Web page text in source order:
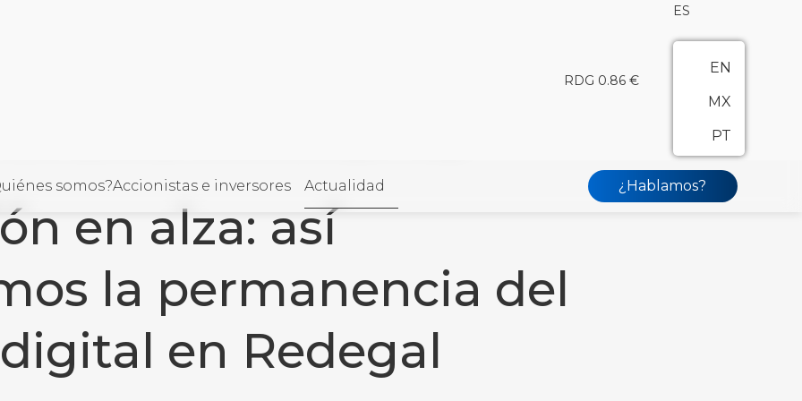
RDG 0.86 €
ES
EN
MX
PT
somos?Accionistas e inversores Actualidad ¿Hablamos?
en alza: así
la permanencia del
en Redegal